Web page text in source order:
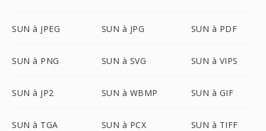
SUN à JPEG SUN à JPG SUN à PDF
SUN à PNG SUN à SVG SUN à VIPS
SUN à JP2 SUN à WBMP SUN à GIF
SUN à TGA SUN à PCX SUN à TIFF